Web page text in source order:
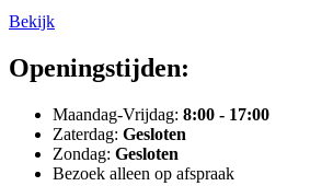
Bekijk
Openingstijden:
Maandag-Vrijdag: 8:00 - 17:00
Zaterdag: Gesloten
Zondag: Gesloten
Bezoek alleen op afspraak